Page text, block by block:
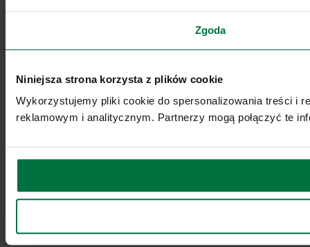
Zgoda
Niniejsza strona korzysta z plików cookie
Wykorzystujemy pliki cookie do spersonalizowania treści i
reklamowym i analitycznym. Partnerzy mogą połączyć te